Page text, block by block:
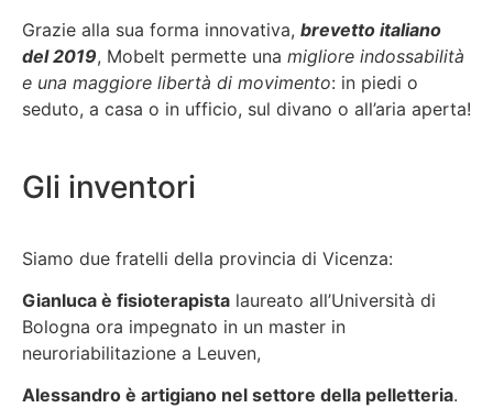
Grazie alla sua forma innovativa, brevetto italiano
del 2019, Mobelt permette una migliore indossabilità
e una maggiore libertà di movimento: in piedi o
seduto, a casa o in ufficio, sul divano o all’aria aperta!
Gli inventori
Siamo due fratelli della provincia di Vicenza:
Gianluca è fisioterapista laureato all’Università di
Bologna ora impegnato in un master in
neuroriabilitazione a Leuven,
Alessandro è artigiano nel settore della pelletteria.